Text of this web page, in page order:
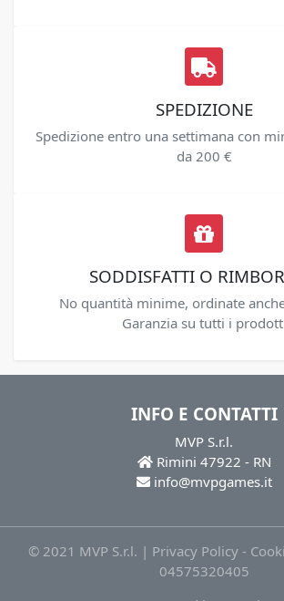
SPEDIZIONE
Spedizione entro una settimana con
da 200 €
SODDISFATTI O
No quantità minime, ordinate
Garanzia su tutti i
INFO E CONTATTI
MVP S.r.l.
Rimini 47922 - RN
info@mvpgames.it
© 2021 MVP S.r.l. | Privacy Policy -
04575320405